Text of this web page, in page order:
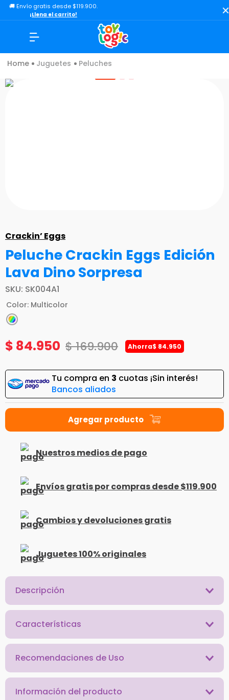
🚚 Envío gratis desde $119.900.
¡Llena el carrito!
Juguetes Peluches
Crackin’ Eggs
Peluche Crackin Eggs Edición
Lava Dino Sorpresa
SKU: SK004A1
Color: Multicolor
$ 84.950 $169.900 Ahorra$ 84.950
Tu compra en 3 cuotas ¡Sin interés!
Bancos aliados
Nuestros medios de pago
Envíos gratis por compras desde $119.900
Cambios y devoluciones gratis
Juguetes 100% originales
Descripción
Características
Recomendaciones de Uso
Información del producto
TÉRMINOS MÁS BUSCADOS
3.
carro
4